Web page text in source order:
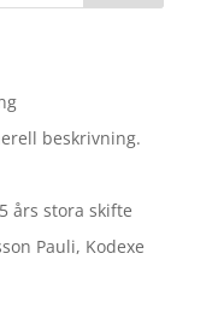
beskrivning.
års stora skifte
Pauli, Kodexe